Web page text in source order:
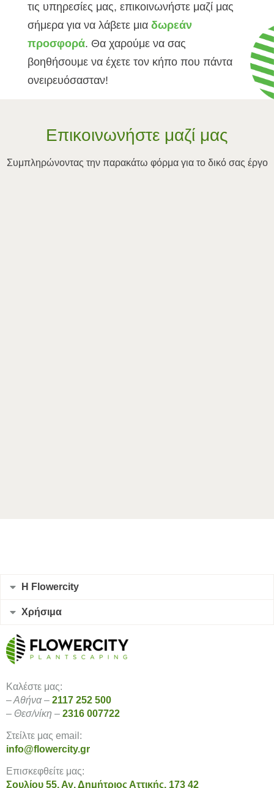
τις υπηρεσίες μας, επικοινωνήστε μαζί μας
σήμερα για να λάβετε μια δωρεάν
προσφορά. Θα χαρούμε να σας
βοηθήσουμε να έχετε τον κήπο που πάντα
ονειρευόσασταν!
Επικοινωνήστε μαζί μας
Συμπληρώνοντας την παρακάτω φόρμα για το δικό σας έργο
Η Flowercity
Χρήσιμα
Καλέστε μας:
– Αθήνα – 2117 252 500
– Θεσ/νίκη – 2316 007722
Στείλτε μας email:
info@flowercity.gr
Επισκεφθείτε μας:
Σουλίου 55, Αγ. Δημήτριος Αττικής, 173 42